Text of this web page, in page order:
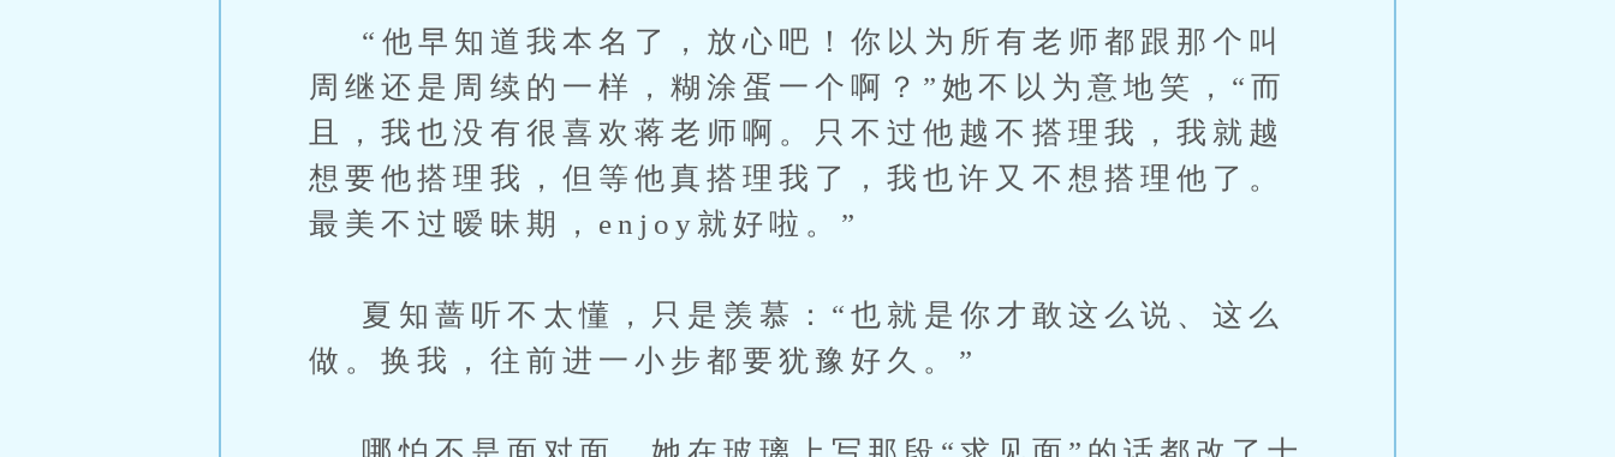
“他早知道我本名了，放心吧！你以为所有老师都跟那个叫
周继还是周续的一样，糊涂蛋一个啊？”她不以为意地笑，“而
且，我也没有很喜欢蒋老师啊。只不过他越不搭理我，我就越
想要他搭理我，但等他真搭理我了，我也许又不想搭理他了。
最美不过暧昧期，enjoy就好啦。”
夏知蔷听不太懂，只是羡慕：“也就是你才敢这么说、这么
做。换我，往前进一小步都要犹豫好久。”